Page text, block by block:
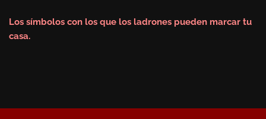
Los símbolos con los que los ladrones pueden marcar tu
casa.